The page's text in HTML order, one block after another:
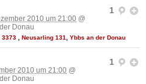
1
2010 um 21:00 @
Donau
3373 Neusarling 131 Ybbs an der Donau
1
2010 um 21:00 @
Donau